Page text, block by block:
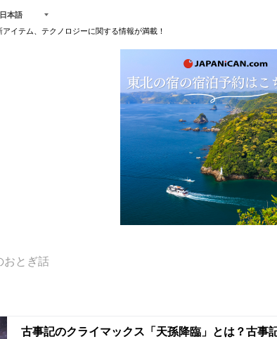
日本語
イテム、テクノロジーに関する情報が満載！
おとぎ話
古事記のクライマックス「天孫降臨」とは？古事